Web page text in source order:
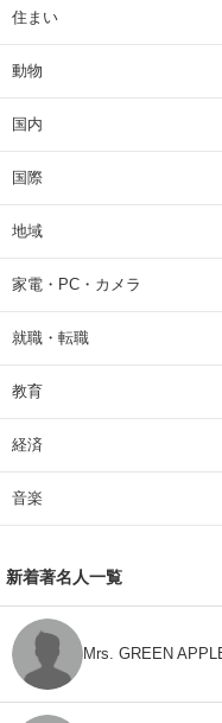
住まい
動物
国内
国際
地域
家電・PC・カメラ
就職・転職
教育
経済
音楽
新着著名人一覧
Mrs. GREEN